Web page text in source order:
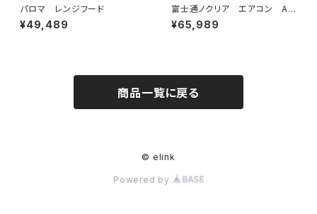
パロマ レンジフード
¥49,489
富士通ノクリア エアコン AH
シリーズ2025年 2.8kw
¥65,989
商品一覧に戻る
© elink
Powered by